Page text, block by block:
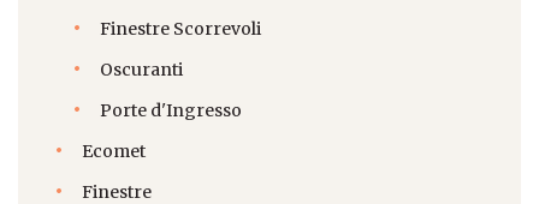
Finestre Scorrevoli
Oscuranti
Porte d'Ingresso
Ecomet
Finestre